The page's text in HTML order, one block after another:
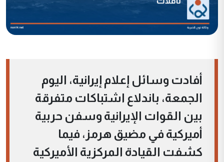
أفادت وسائل إعلام إيرانية، اليوم
الجمعة، باندلاع اشتباكات متفرقة
بين القوات الإيرانية وسفن حربية
أميركية في مضيق هرمز، فيما
كشفت القيادة المركزية الأميركية